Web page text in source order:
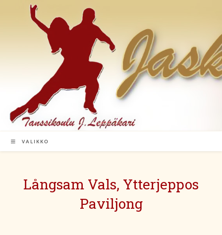
VALIKKO
Långsam Vals, Ytterjeppos
Paviljong